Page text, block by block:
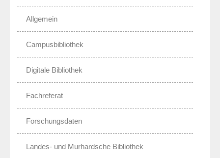
Allgemein
Campusbibliothek
Digitale Bibliothek
Fachreferat
Forschungsdaten
Landes- und Murhardsche Bibliothek